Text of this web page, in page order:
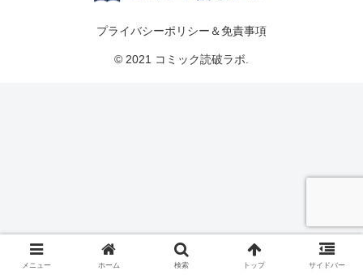
プライバシーポリシー＆免責事項
© 2021 コミック読破ラボ.
メニュー ホーム 検索 トップ サイドバー